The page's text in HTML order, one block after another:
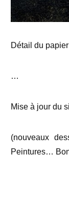
Détail du
…
Mise à jour du
(nouveaux
Peintures…